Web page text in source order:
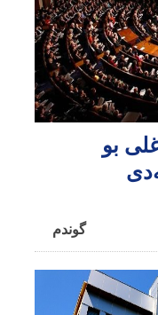
بو
گوندم